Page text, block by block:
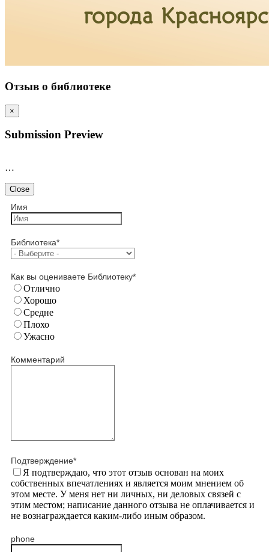
Отзыв о библиотеке
×
Submission Preview
…
Close
Имя
Библиотека*
Как вы оцениваете Библиотеку*
Отлично
Хорошо
Средне
Плохо
Ужасно
Комментарий
Подтверждение*
Я подтверждаю, что этот отзыв основан на моих
собственных впечатлениях и является моим мнением об
этом месте. У меня нет ни личных, ни деловых связей с
этим местом; написание данного отзыва не оплачивается и
не вознаграждается каким-либо иным образом.
phone